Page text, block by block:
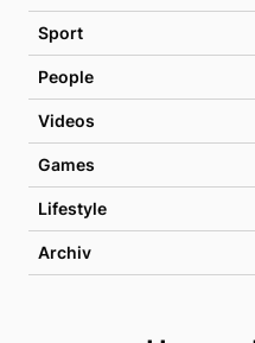
Sport
People
Videos
Games
Lifestyle
Archiv